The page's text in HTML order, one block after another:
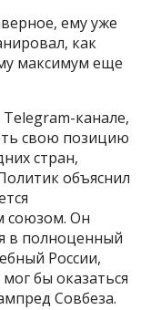
ему уже
как
максимум еще
канале,
свою позицию
стран,
объяснил
союзом. Он
в полноценный
России,
бы оказаться
Совбеза.